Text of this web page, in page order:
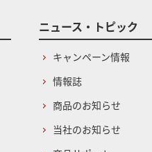
ニュース・トピック
キャンペーン情報
情報誌
商品のお知らせ
当社のお知らせ